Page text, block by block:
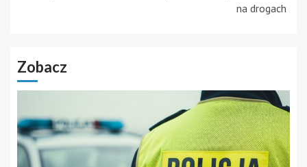
na drogach
Zobacz